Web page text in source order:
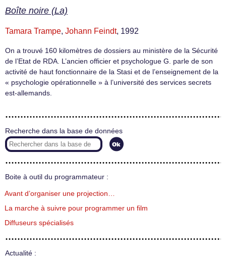
Boîte noire (La)
Tamara Trampe, Johann Feindt, 1992
On a trouvé 160 kilomètres de dossiers au ministère de la Sécurité
de l’Etat de RDA. L’ancien officier et psychologue G. parle de son
activité de haut fonctionnaire de la Stasi et de l’enseignement de la
« psychologie opérationnelle » à l’université des services secrets
est-allemands.
Recherche dans la base de données
Boite à outil du programmateur :
Avant d’organiser une projection…
La marche à suivre pour programmer un film
Diffuseurs spécialisés
Actualité :